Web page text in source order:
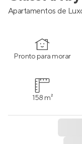
Apartamentos de
Pronto para morar
158 m²